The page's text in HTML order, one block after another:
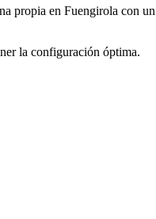
propia en Fuengirola con un
la configuración óptima.